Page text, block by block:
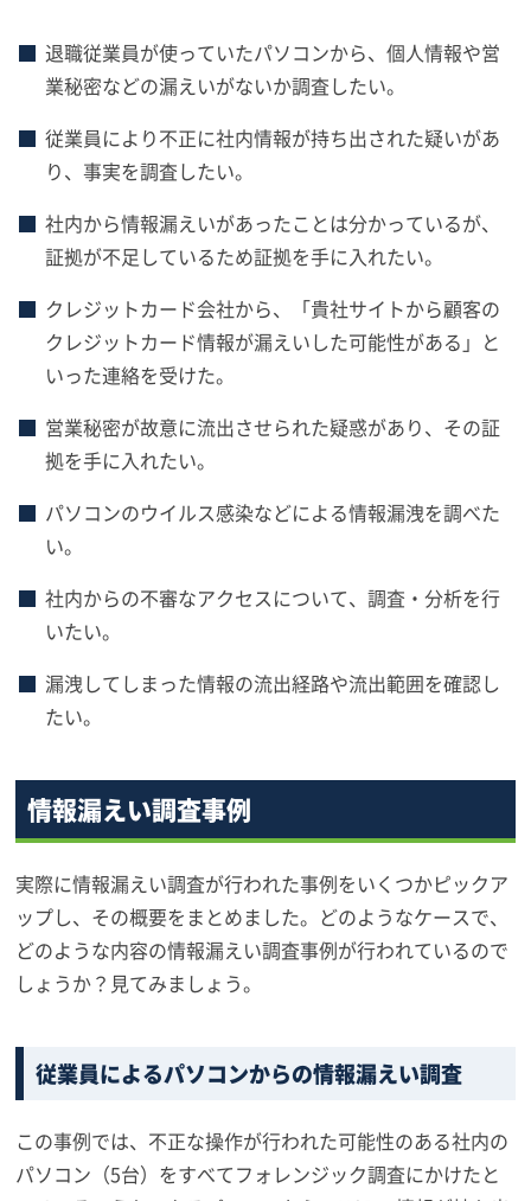
退職従業員が使っていたパソコンから、個人情報や営
業秘密などの漏えいがないか調査したい。
従業員により不正に社内情報が持ち出された疑いがあ
り、事実を調査したい。
社内から情報漏えいがあったことは分かっているが、
証拠が不足しているため証拠を手に入れたい。
クレジットカード会社から、「貴社サイトから顧客の
クレジットカード情報が漏えいした可能性がある」と
いった連絡を受けた。
営業秘密が故意に流出させられた疑惑があり、その証
拠を手に入れたい。
パソコンのウイルス感染などによる情報漏洩を調べた
い。
社内からの不審なアクセスについて、調査・分析を行
いたい。
漏洩してしまった情報の流出経路や流出範囲を確認し
たい。
情報漏えい調査事例
実際に情報漏えい調査が行われた事例をいくつかピックア
ップし、その概要をまとめました。どのようなケースで、
どのような内容の情報漏えい調査事例が行われているので
しょうか？見てみましょう。
従業員によるパソコンからの情報漏えい調査
この事例では、不正な操作が行われた可能性のある社内の
パソコン（5台）をすべてフォレンジック調査にかけたと